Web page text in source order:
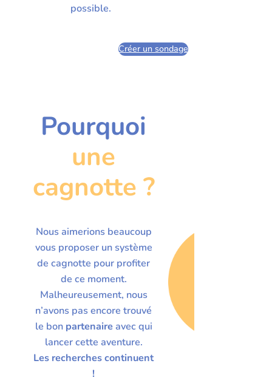
possible.
Créer un sondage
Pourquoi
une
cagnotte ?
Nous aimerions beaucoup
vous proposer un système
de cagnotte pour profiter
de ce moment.
Malheureusement, nous
n’avons pas encore trouvé
le bon partenaireavec qui
lancer cette aventure.
Les recherches continuent
!